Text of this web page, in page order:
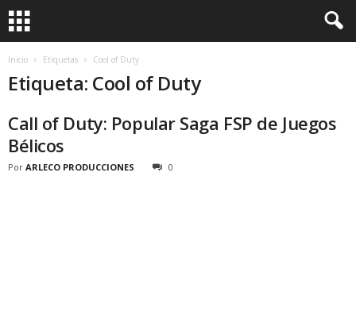
Inicio Etiquetas Cool of Duty
Etiqueta: Cool of Duty
Call of Duty: Popular Saga FSP de Juegos
Bélicos
Por ARLECO PRODUCCIONES 0